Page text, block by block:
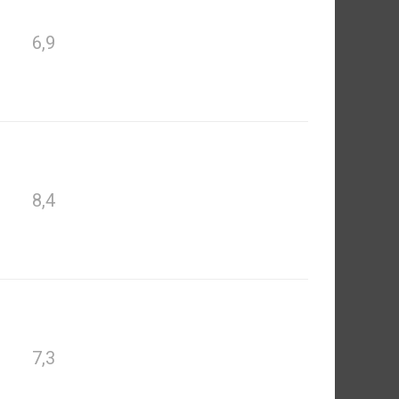
6,9
8,4
7,3